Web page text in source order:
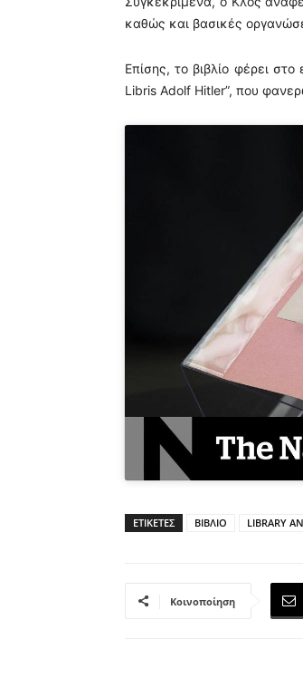
καθώς και βασικές
Επίσης, τo βιβλίο φέρει
Libris Adolf Hitler”, που
ΕΤΙΚΕΤΕΣ ΒΙΒΛΙΟ LIBRARY
Κοινοποίηση